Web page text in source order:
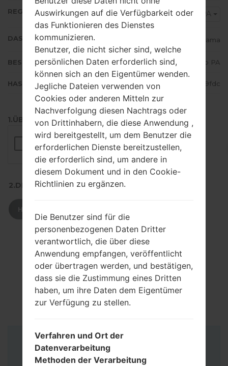
REGION CPA
DAS LAND Panama
BESCHREIBUNG Claro PA
HASH bdc85de6b993d4fad36eb5ff68d29fdc
1.ÜBERPRÜFEN SIE AUF RECAPTCHA
2.DRÜCKEN SIE ZUM HERUNTERLADEN
Anleitung
Auswirkungen auf die Verfügbarkeit oder
das Funktionieren des Dienstes
kommunizieren.
Benutzer, die nicht sicher sind, welche
persönlichen Daten erforderlich sind,
können sich an den Eigentümer wenden.
Jegliche Dateien verwenden von
Cookies oder anderen Mitteln zur
Nachverfolgung diesen Nachtrags oder
von Drittinhabern, die diese Anwendung ,
wird bereitgestellt, um dem Benutzer die
erforderlichen Dienste bereitzustellen,
die erforderlich sind, um andere in
diesem Dokument und in den Cookie-
Richtlinien zu ergänzen.
Die Benutzer sind für die
personenbezogenen Daten Dritter
verantwortlich, die über diese
Anwendung empfangen, veröffentlicht
oder übertragen werden, und bestätigen,
dass sie die Zustimmung eines Dritten
haben, um ihre Daten dem Eigentümer
zur Verfügung zu stellen.
Verfahren und Ort der
Datenverarbeitung
Methoden der Verarbeitung